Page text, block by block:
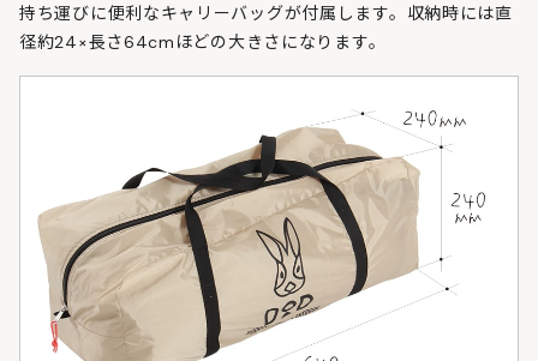
持ち運びに便利なキャリーバッグが付属します。収納時には直
径約24×長さ64cmほどの大きさになります。